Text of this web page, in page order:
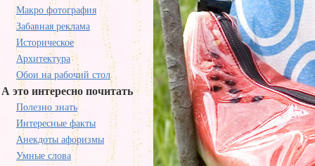
Макро фотография
Забавная реклама
Историческое
Архитектура
Обои на рабочий стол
А это интересно почитать
Полезно знать
Интересные факты
Анекдоты афоризмы
Умные слова